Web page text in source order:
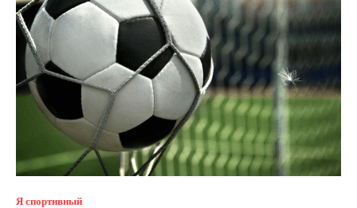
Я спортивный